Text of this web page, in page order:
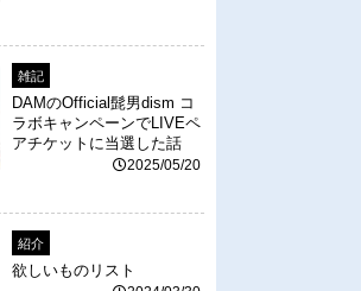
雑記
DAMのOfficial髭男dism コ
ラボキャンペーンでLIVEペ
アチケットに当選した話
2025/05/20
紹介
欲しいものリスト